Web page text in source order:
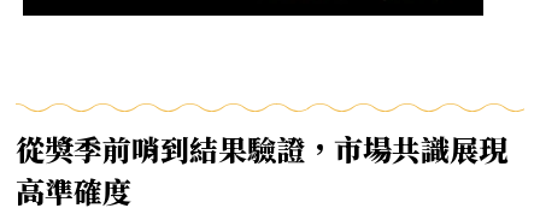
從獎季前哨到結果驗證，市場共識展現
高準確度